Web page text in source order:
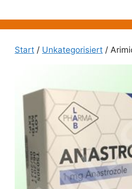
Inhalt
springen
Start / Unkategorisiert /